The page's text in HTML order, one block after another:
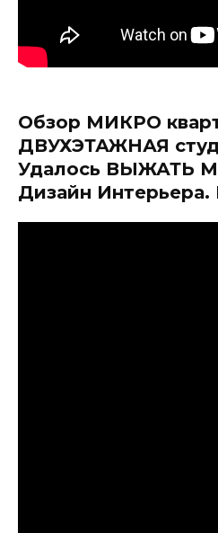
Обзор МИКРО
ДВУХЭТАЖНАЯ
Удалось ВЫЖАТЬ
Дизайн Интерьера.